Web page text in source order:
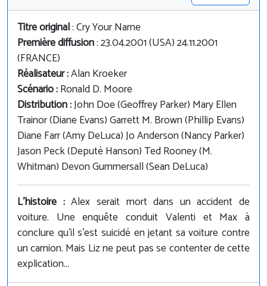
Titre original: Cry Your Name
Première diffusion: 23.04.2001 (USA) 24.11.2001
(FRANCE)
Réalisateur :Alan Kroeker
Scénario :Ronald D. Moore
Distribution :John Doe (Geoffrey Parker) Mary Ellen
Trainor (Diane Evans) Garrett M. Brown (Phillip Evans)
Diane Farr (Amy DeLuca) Jo Anderson (Nancy Parker)
Jason Peck (Deputé Hanson) Ted Rooney (M.
Whitman) Devon Gummersall (Sean DeLuca)
L'histoire :Alex serait mort dans un accident de
voiture. Une enquête conduit Valenti et Max à
conclure qu'il s'est suicidé en jetant sa voiture contre
un camion. Mais Liz ne peut pas se contenter de cette
explication...